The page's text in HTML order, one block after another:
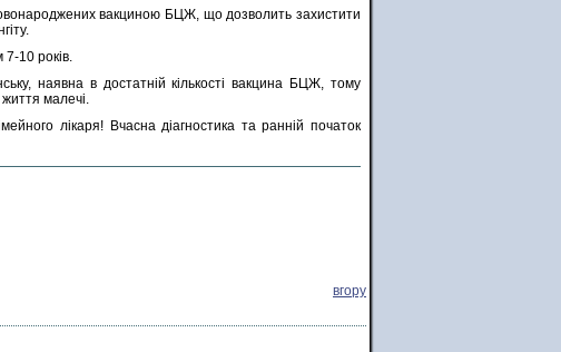
вакциною БЦЖ, що дозволить захистити
10 років.
наявна в достатній кількості вакцина БЦЖ, тому
малечі.
лікаря! Вчасна діагностика та ранній початок
вгору